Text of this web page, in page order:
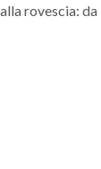
rovescia: